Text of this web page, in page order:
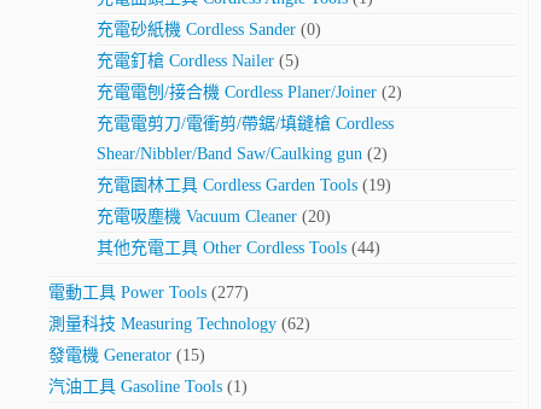
充電砂紙機 Cordless Sander (0)
充電釘槍 Cordless Nailer (5)
充電電刨/接合機 Cordless Planer/Joiner (2)
充電電剪刀/電衝剪/帶鋸/填鏠槍 Cordless
Shear/Nibbler/Band Saw/Caulking gun (2)
充電園林工具 Cordless Garden Tools (19)
充電吸塵機 Vacuum Cleaner (20)
其他充電工具 Other Cordless Tools (44)
電動工具 Power Tools (277)
測量科技 Measuring Technology (62)
發電機 Generator (15)
汽油工具 Gasoline Tools (1)